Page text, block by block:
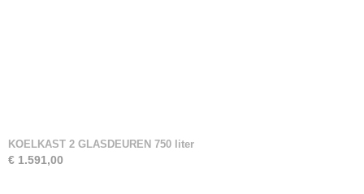
KOELKAST 2 GLASDEUREN 750 liter
€ 1.591,00